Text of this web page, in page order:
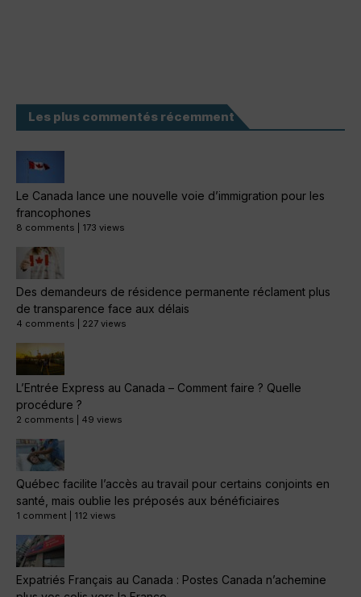
Les plus commentés récemment
Le Canada lance une nouvelle voie d’immigration pour les
francophones
8 comments 173 views
Des demandeurs de résidence permanente réclament plus
de transparence face aux délais
4 comments 227 views
L’Entrée Express au Canada – Comment faire ? Quelle
procédure ?
2 comments 49 views
Québec facilite l’accès au travail pour certains conjoints en
santé, mais oublie les préposés aux bénéficiaires
1 comment 112 views
Expatriés Français au Canada : Postes Canada n’achemine